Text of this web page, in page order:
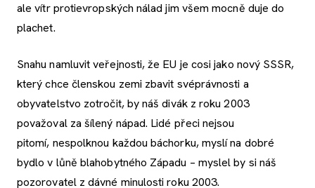
ale vítr protievropských nálad jim všem mocně duje do
plachet.
Snahu namluvit veřejnosti, že EU je cosi jako nový SSSR,
který chce členskou zemi zbavit svéprávnosti a
obyvatelstvo zotročit, by náš divák z roku 2003
považoval za šílený nápad. Lidé přeci nejsou
pitomí, nespolknou každou báchorku, myslí na dobré
bydlo v lůně blahobytného Západu – myslel by si náš
pozorovatel z dávné minulosti roku 2003.